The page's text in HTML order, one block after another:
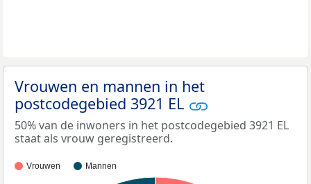
Vrouwen en mannen in het
postcodegebied 3921 EL
50% van de inwoners in het postcodegebied 3921 EL
staat als vrouw geregistreerd.
Vrouwen Mannen